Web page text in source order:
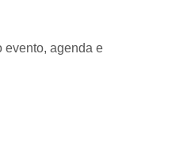
evento, agenda e